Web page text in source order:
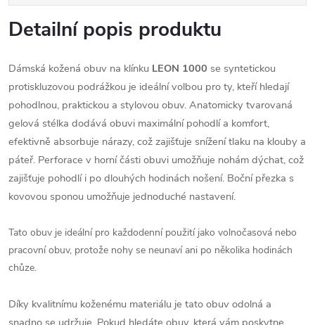
Detailní popis produktu
Dámská kožená obuv na klínku LEON 1000 se syntetickou
protiskluzovou podrážkou je ideální volbou pro ty, kteří hledají
pohodlnou, praktickou a stylovou obuv. Anatomicky tvarovaná
gelová stélka dodává obuvi maximální pohodlí a komfort,
efektivně absorbuje nárazy, což zajišťuje snížení tlaku na klouby a
páteř. Perforace v horní části obuvi umožňuje nohám dýchat, což
zajišťuje pohodlí i po dlouhých hodinách nošení. Boční přezka s
kovovou sponou umožňuje jednoduché nastavení.
Tato obuv je ideální pro každodenní použití jako volnočasová nebo
pracovní obuv, protože nohy se neunaví ani po několika hodinách
chůze.
Díky kvalitnímu koženému materiálu je tato obuv odolná a
snadno se udržuje. Pokud hledáte obuv, která vám poskytne